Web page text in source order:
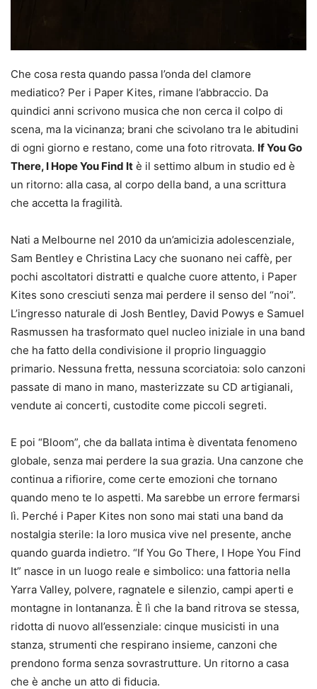
Che cosa resta quando passa l’onda del clamore
mediatico? Per i Paper Kites, rimane l’abbraccio. Da
quindici anni scrivono musica che non cerca il colpo di
scena, ma la vicinanza; brani che scivolano tra le abitudini
di ogni giorno e restano, come una foto ritrovata. If You Go
There, I Hope You Find It è il settimo album in studio ed è
un ritorno: alla casa, al corpo della band, a una scrittura
che accetta la fragilità.
Nati a Melbourne nel 2010 da un’amicizia adolescenziale,
Sam Bentley e Christina Lacy che suonano nei caffè, per
pochi ascoltatori distratti e qualche cuore attento, i Paper
Kites sono cresciuti senza mai perdere il senso del “noi”.
L’ingresso naturale di Josh Bentley, David Powys e Samuel
Rasmussen ha trasformato quel nucleo iniziale in una band
che ha fatto della condivisione il proprio linguaggio
primario. Nessuna fretta, nessuna scorciatoia: solo canzoni
passate di mano in mano, masterizzate su CD artigianali,
vendute ai concerti, custodite come piccoli segreti.
E poi “Bloom”, che da ballata intima è diventata fenomeno
globale, senza mai perdere la sua grazia. Una canzone che
continua a rifiorire, come certe emozioni che tornano
quando meno te lo aspetti. Ma sarebbe un errore fermarsi
lì. Perché i Paper Kites non sono mai stati una band da
nostalgia sterile: la loro musica vive nel presente, anche
quando guarda indietro. “If You Go There, I Hope You Find
It” nasce in un luogo reale e simbolico: una fattoria nella
Yarra Valley, polvere, ragnatele e silenzio, campi aperti e
montagne in lontananza. È lì che la band ritrova se stessa,
ridotta di nuovo all’essenziale: cinque musicisti in una
stanza, strumenti che respirano insieme, canzoni che
prendono forma senza sovrastrutture. Un ritorno a casa
che è anche un atto di fiducia.